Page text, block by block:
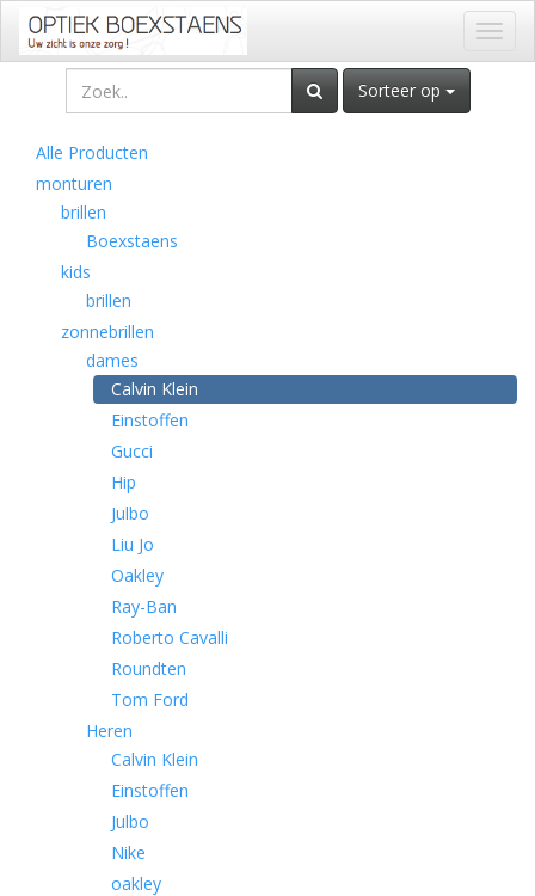
Sorteer op
Alle Producten
monturen
brillen
Boexstaens
kids
brillen
zonnebrillen
dames
Calvin Klein
Einstoffen
Gucci
Hip
Julbo
Liu Jo
Oakley
Ray-Ban
Roberto Cavalli
Roundten
Tom Ford
Heren
Calvin Klein
Einstoffen
Julbo
Nike
oakley